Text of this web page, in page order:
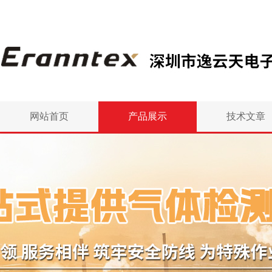
网站首页 产品展示 技术文章